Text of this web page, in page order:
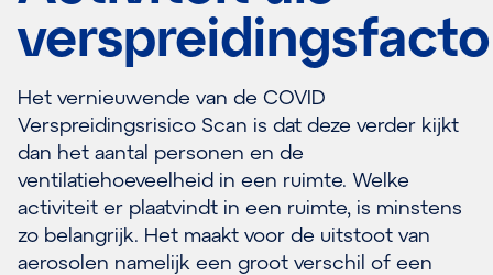
Het vernieuwende van de COVID
Verspreidingsrisico Scan is dat deze verder kijkt
dan het aantal personen en de
ventilatiehoeveelheid in een ruimte. Welke
activiteit er plaatvindt in een ruimte, is minstens
zo belangrijk. Het maakt voor de uitstoot van
aerosolen namelijk een groot verschil of een